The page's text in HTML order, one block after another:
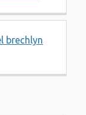
brechlyn